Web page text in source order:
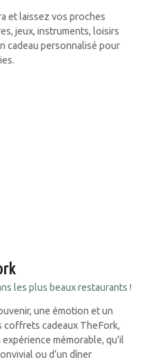
et laissez vos proches
jeux, instruments, loisirs
cadeau personnalisé pour
les plus beaux restaurants !
une émotion et un
coffrets cadeaux TheFork,
mémorable, qu’il
ou d’un dîner